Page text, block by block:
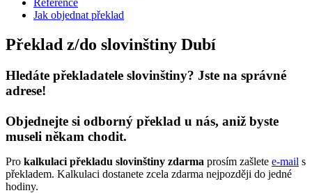
Jak objednat překlad
Překlad z/do slovinštiny Dubí
Hledáte překladatele slovinštiny? Jste na správné
adrese!
Objednejte si odborný překlad u nás, aniž byste
museli někam chodit.
Pro kalkulaci překladu slovinštiny zdarma prosím zašlete e-mail s
překladem. Kalkulaci dostanete zcela zdarma nejpozději do jedné
hodiny.